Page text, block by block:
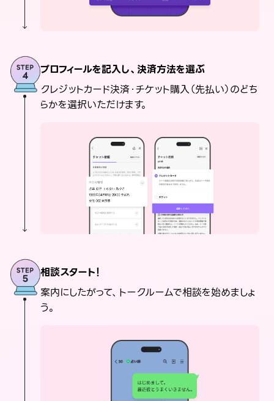
プロフィールを記入し、決済方法を選ぶ
クレジットカード決済・チケット購入（先払い）のどち
らかを選択いただけます。
相談スタート！
案内にしたがって、トークルームで相談を始めましょ
う。